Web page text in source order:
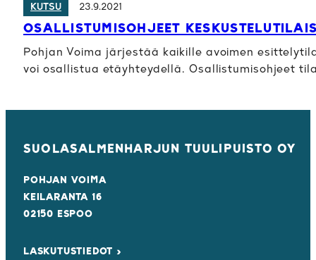
KUTSU 23.9.2021
OSALLISTUMISOHJEET
Pohjan Voima järjestää kaikille avoimen
voi osallistua etäyhteydellä. Osallistumisohjeet
SUOLASALMENHARJUN TUULIPUISTO OY
POHJAN VOIMA
KEILARANTA 16
02150 ESPOO
LASKUTUSTIEDOT ›